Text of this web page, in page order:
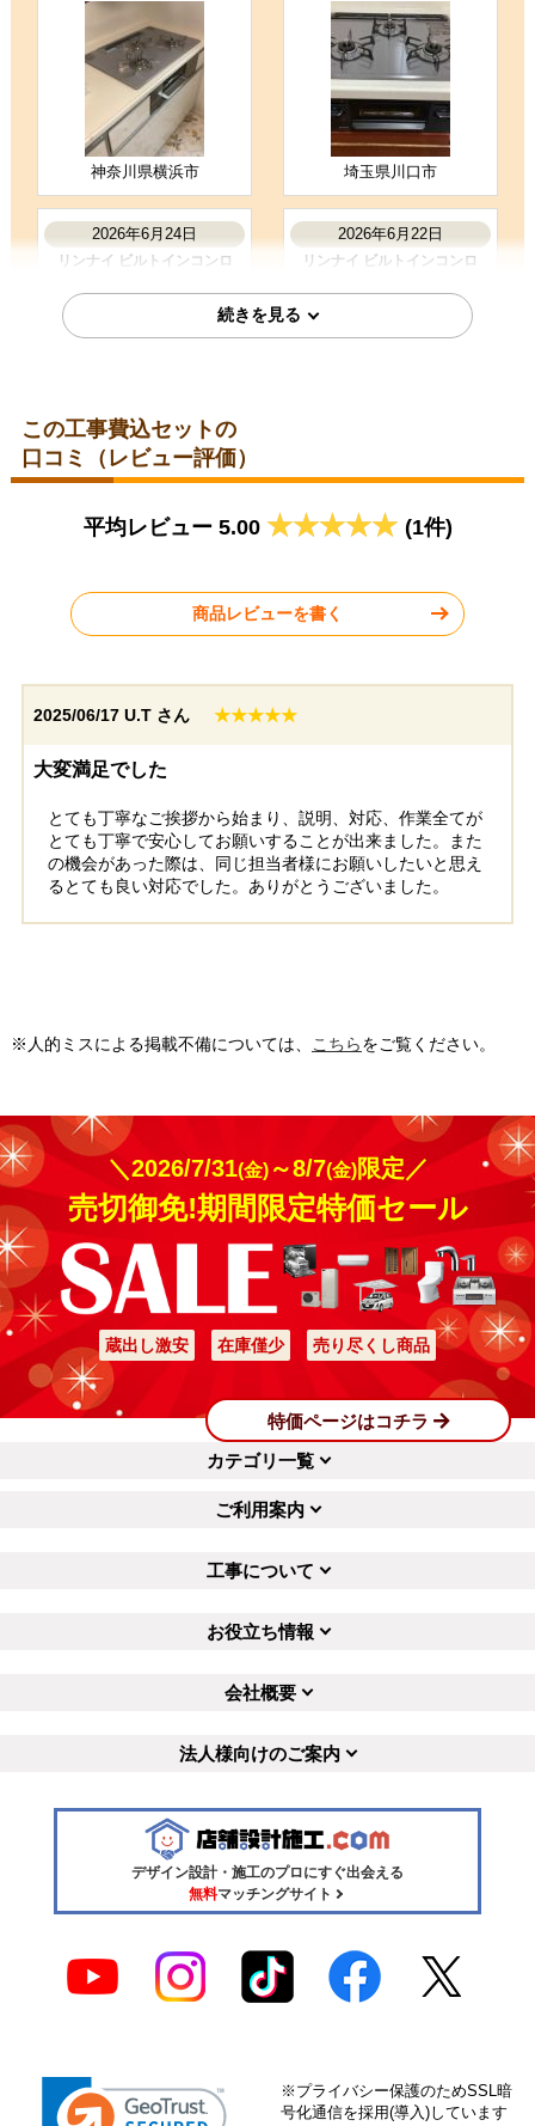
明、対応、作業全てがとても丁寧で
安心してお願いすることが出来まし
た。 またの機会があっ…
（ご本人様より）
工事満足度 ★★★★★ 受注満足度 ★★★★★
購入の決め手
サイトが見やすかった 商品選定がしやすかった
価格が安かった
神奈川県横浜市 埼玉県川口市
2026年6月24日
リンナイ ビルトインコンロ
神奈川県横浜市
2026年6月22日
リンナイ ビルトインコンロ
2026年6月9日
神奈川県川崎市
2026年6月8日
工事実績をもっと見る
この工事費込セットの
口コミ（レビュー評価）
平均レビュー 5.00 (1件)
商品レビューを書く
2025/06/17 U.T さん ★★★★★
大変満足でした
とても丁寧なご挨拶から始まり、説明、対応、作業全てが
とても丁寧で安心してお願いすることが出来ました。また
の機会があった際は、同じ担当者様にお願いしたいと思え
るとても良い対応でした。ありがとうございました。
※人的ミスによる掲載不備については、 こちらをご覧ください。
＼2026/7/31(金)～8/7(金)限定／
売切御免!期間限定特価セール
蔵出し激安 在庫僅少 売り尽くし商品
特価ページはコチラ
カテゴリ一覧
ご利用案内
工事について
お役立ち情報
会社概要
法人様向けのご案内
デザイン設計・施工のプロにすぐ出会える
無料マッチングサイト
※プライバシー保護のためSSL暗
号化通信を採用(導入)しています